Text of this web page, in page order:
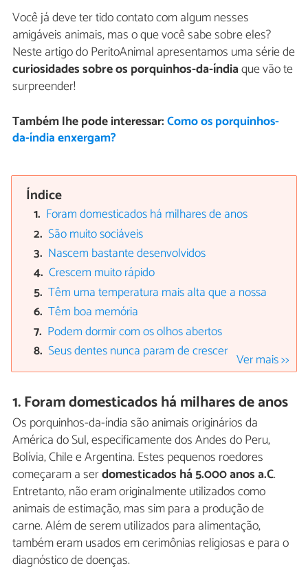
Você já deve ter tido contato com algum nesses
amigáveis animais, mas o que você sabe sobre eles?
Neste artigo do PeritoAnimal apresentamos uma série de
curiosidades sobre os porquinhos-da-índiaque vão te
surpreender!
Também lhe pode interessar:Como os porquinhos-
da-índia enxergam?
Índice
Foram domesticados há milhares de anos
São muito sociáveis
Nascem bastante desenvolvidos
Crescem muito rápido
Têm uma temperatura mais alta que a nossa
Têm boa memória
Podem dormir com os olhos abertos
Seus dentes nunca param de crescer Ver mais >>
1. Foram domesticados há milhares de anos
Os porquinhos-da-índia são animais originários da
América do Sul, especificamente dos Andes do Peru,
Bolívia, Chile e Argentina. Estes pequenos roedores
começaram a serdomesticados há 5.000 anos a.C.
Entretanto, não eram originalmente utilizados como
animais de estimação, mas sim para a produção de
carne. Além de serem utilizados para alimentação,
também eram usados em cerimônias religiosas e para o
diagnóstico de doenças.